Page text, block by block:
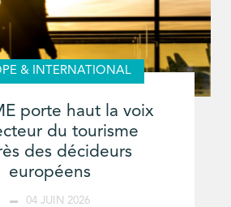
& INTERNATIONAL
porte haut la voix
du tourisme
des décideurs
européens
04 JUIN 2026